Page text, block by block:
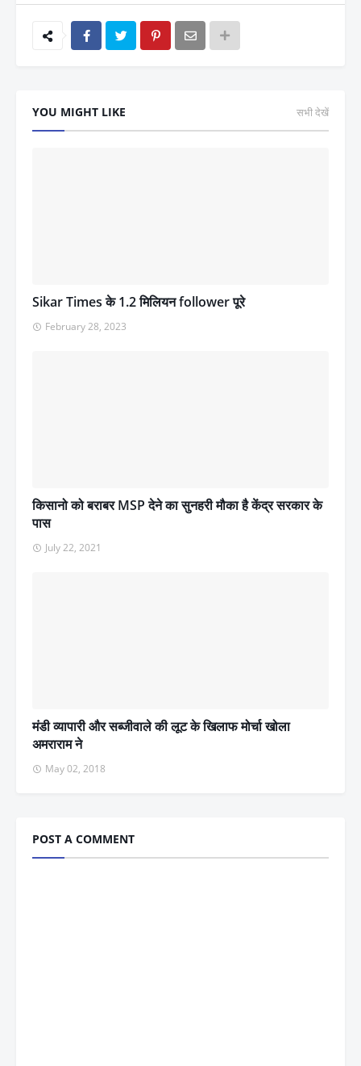
YOU MIGHT LIKE सभी देखें
Sikar Times के 1.2 मिलियन follower पूरे
February 28, 2023
किसानो को बराबर MSP देने का सुनहरी मौका है केंद्र सरकार के
पास
July 22, 2021
मंडी व्यापारी और सब्जीवाले की लूट के खिलाफ मोर्चा खोला
अमराराम ने
May 02, 2018
POST A COMMENT